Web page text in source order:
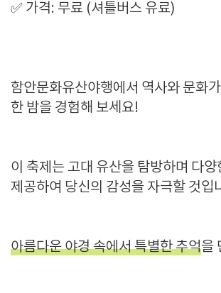
✅ 가격: 무료 (셔틀버스 유료)
함안문화유산야행에서 역사와 문화
한 밤을 경험해 보세요!
이 축제는 고대 유산을 탐방하며 다
제공하여 당신의 감성을 자극할 것입
아름다운 야경 속에서 특별한 추억을